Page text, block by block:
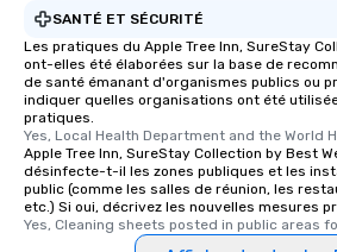
SANTÉ ET SÉCURITÉ
Les pratiques du Apple Tree Inn, SureStay
ont-elles été élaborées sur la base de
de santé émanant d'organismes publics ou
indiquer quelles organisations ont été
pratiques.
Yes, Local Health Department and the World
Apple Tree Inn, SureStay Collection by Best
désinfecte-t-il les zones publiques et les
public (comme les salles de réunion, les
etc.) Si oui, décrivez les nouvelles mesures
Yes, Cleaning sheets posted in public areas